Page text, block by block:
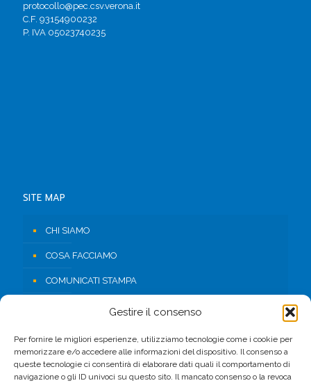
Gestire il consenso
Per fornire le migliori esperienze, utilizziamo tecnologie come i cookie per
memorizzare e/o accedere alle informazioni del dispositivo. Il consenso a
queste tecnologie ci consentirà di elaborare dati quali il comportamento di
navigazione o gli ID univoci su questo sito. Il mancato consenso o la revoca
protocollo@pec.csv.verona.it
C.F. 93154900232
P. IVA 05023740235
SITE MAP
CHI SIAMO
COSA FACCIAMO
COMUNICATI STAMPA
AREA RISERVATA